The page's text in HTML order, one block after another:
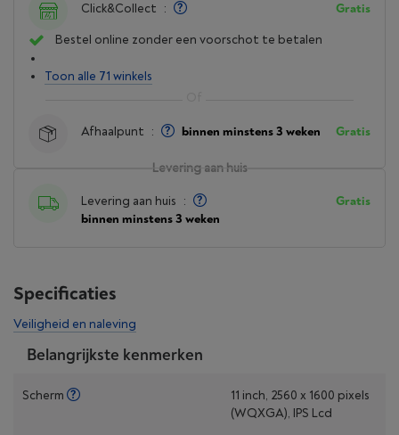
Levering aan huis
Levering aan huis :
binnen minstens 3 weken
Gratis
Click&Collect : Gratis
Bestel online zonder een voorschot te betalen
Toon alle 71 winkels
Afhaalpunt : binnen minstens 3 weken Gratis
Specificaties
Veiligheid en naleving
Belangrijkste kenmerken
Scherm
11 inch, 2560 x 1600 pixels
(WQXGA), IPS Lcd